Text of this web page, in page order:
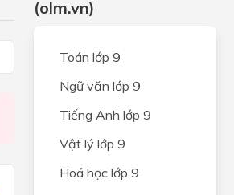
(olm.vn)
Toán lớp 9
Ngữ văn lớp 9
Tiếng Anh lớp 9
Vật lý lớp 9
Hoá học lớp 9